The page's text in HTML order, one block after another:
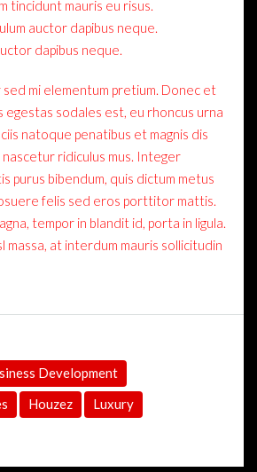
tincidunt mauris eu risus.
auctor dapibus neque.
dapibus neque.
mi elementum pretium. Donec et
egestas sodales est, eu rhoncus urna
natoque penatibus et magnis dis
ridiculus mus. Integer
purus bibendum, quis dictum metus
felis sed eros porttitor mattis.
tempor in blandit id, porta in ligula.
massa, at interdum mauris sollicitudin
Development
Houzez
Luxury